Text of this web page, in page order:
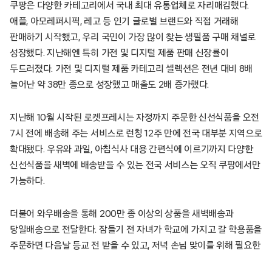
쿠팡은 다양한 카테고리에서 국내 최대 유통업체로 자리매김했다.
애플, 아모레퍼시픽, 레고 등 인기 글로벌 브랜드와 직접 거래해
판매하기 시작했고, 우리 국민이 가장 많이 찾는 생필품 구매 채널로
성장했다. 지난해엔 특히 가전 및 디지털 제품 판매 신장률이
두드러졌다. 가전 및 디지털 제품 카테고리 셀렉션은 전년 대비 8배
늘어난 약 38만 종으로 성장했고 매출도 2배 증가했다.
지난해 10월 시작된 로켓프레시는 자정까지 주문한 신선식품을 오전
7시 전에 배송해 주는 서비스로 런칭 12주 만에 전국 대부분 지역으로
확대됐다. 우유와 과일, 아침식사 대용 간편식에 이르기까지 다양한
신선식품을 새벽에 배송받을 수 있는 전국 서비스는 오직 쿠팡에서만
가능하다.
더불어 와우배송을 통해 200만 종 이상의 상품을 새벽배송과
당일배송으로 전달한다. 잠들기 전 자녀가 학교에 가지고 갈 학용품을
주문하면 다음날 등교 전 받을 수 있고, 저녁 손님 맞이를 위해 필요한